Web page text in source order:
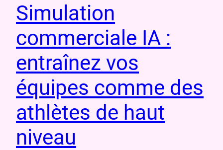
Simulation
commerciale IA :
entraînez vos
équipes comme des
athlètes de haut
niveau